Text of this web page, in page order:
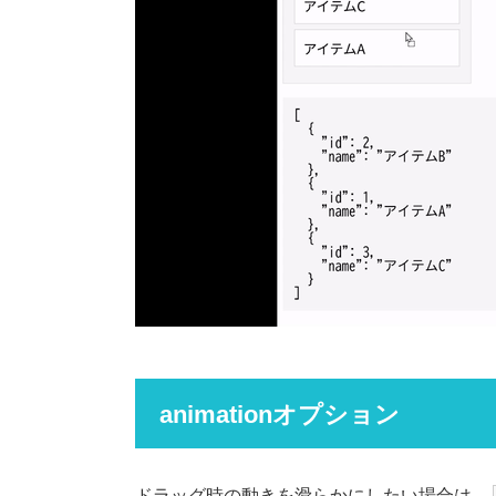
animationオプション